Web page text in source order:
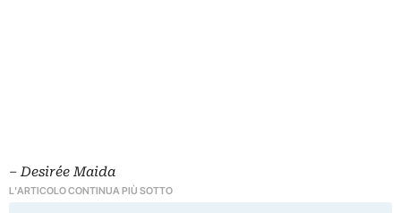
– Desirée Maida
L'ARTICOLO CONTINUA PIÙ SOTTO